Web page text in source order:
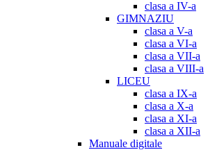
clasa a IV-a
GIMNAZIU
clasa a V-a
clasa a VI-a
clasa a VII-a
clasa a VIII-a
LICEU
clasa a IX-a
clasa a X-a
clasa a XI-a
clasa a XII-a
Manuale digitale